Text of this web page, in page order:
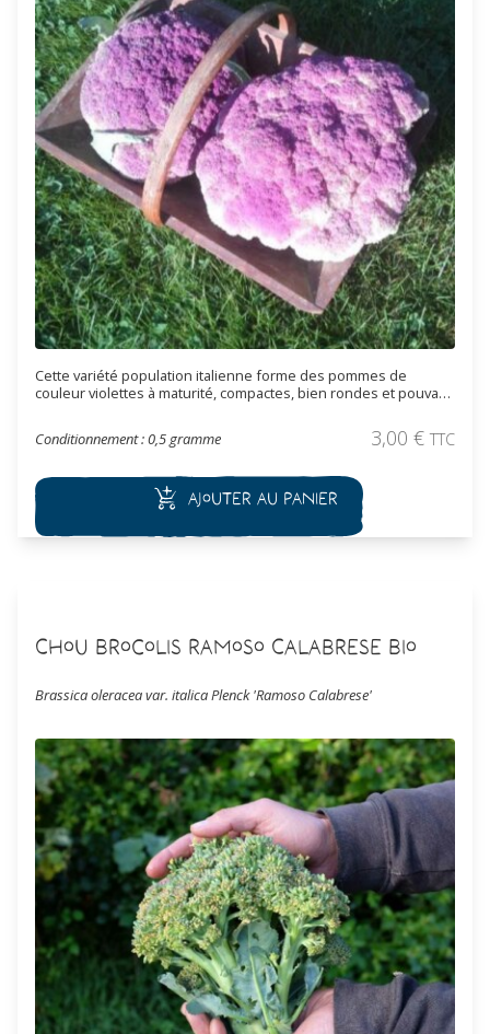
Cette variété population italienne forme des pommes de
couleur violettes à maturité, compactes, bien rondes et pouvant
Son cycle décalé permet d'éviter parfois les dégâts des altises.
Cette variété vigoureuse permet une récolte au milieu de l'hiver.
Conditionnement : 0,5 gramme 3,00 € TTC
Ajouter au panier
Chou Brocolis Ramoso Calabrese Bio
Brassica oleracea var. italica Plenck 'Ramoso Calabrese'